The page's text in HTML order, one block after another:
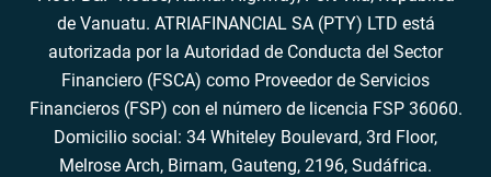
de Vanuatu. ATRIAFINANCIAL SA (PTY) LTD está
autorizada por la Autoridad de Conducta del Sector
Financiero (FSCA) como Proveedor de Servicios
Financieros (FSP) con el número de licencia FSP 36060.
Domicilio social: 34 Whiteley Boulevard, 3rd Floor,
Melrose Arch, Birnam, Gauteng, 2196, Sudáfrica.